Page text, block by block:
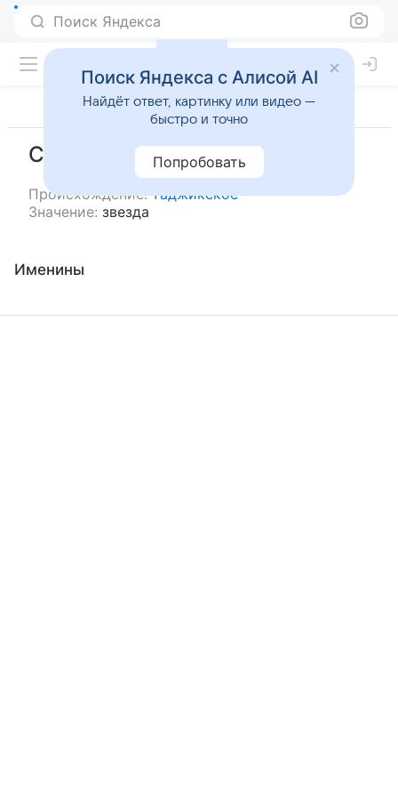
Поиск Яндекса
Ситора
Происхождение: таджикское
Значение: звезда
Именины
Поиск Яндекса с Алисой AI
Найдёт ответ, картинку или видео —
быстро и точно
Попробовать